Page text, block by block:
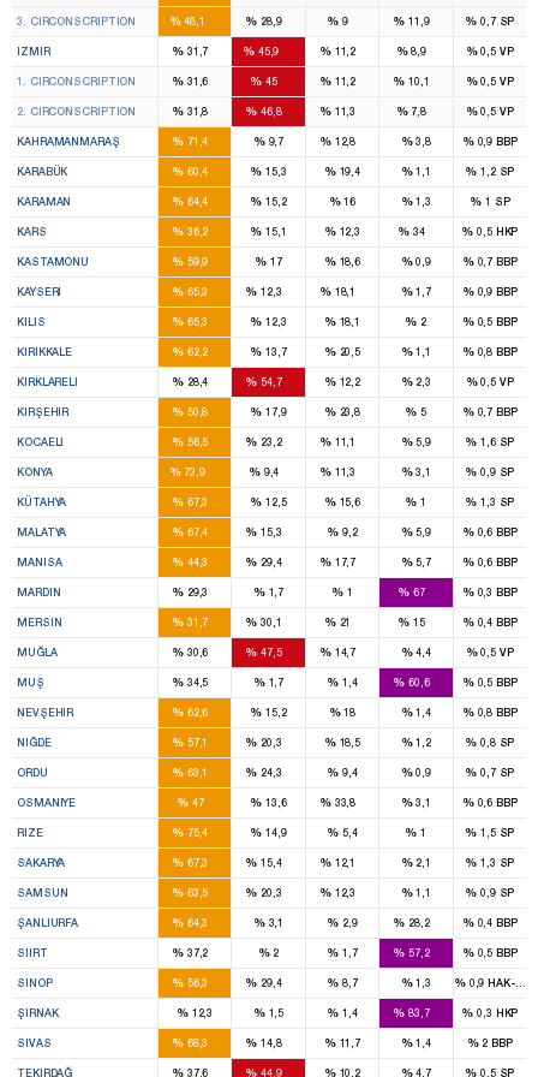
3. CIRCONSCRIPTION %48,1 % 28,9 % 9 % 11,9 % 0,7 SP
IZMIR %31,7 %45,9 %11,2 %8,9 %0,5VP
1. CIRCONSCRIPTION %31,6 % 45 %11,2 % 10,1 %0,5VP
2. CIRCONSCRIPTION %31,8 % 46,8 %11,3 %7,8 %0,5VP
KAHRAMANMARAŞ %71,4 %9,7 %12,8 %3,8 %0,9BBP
KARABÜK %60,4 % 15,3 %19,4 %1,1 % 1,2 SP
KARAMAN %64,4 % 15,2 %16 %1,3 %1 SP
KARS %36,2 % 15,1 %12,3 % 34 % 0,5 HKP
KASTAMONU %59,9 % 17 %18,6 %0,9 %0,7BBP
KAYSERI %65,3 % 12,3 %18,1 %1,7 %0,9BBP
KILIS %65,3 % 12,3 %18,1 % 2 %0,5BBP
KIRIKKALE %62,2 % 13,7 %20,5 %1,1 %0,8BBP
KIRKLARELI %28,4 % 54,7 %12,2 %2,3 %0,5VP
KIRŞEHIR %50,8 % 17,9 %23,8 % 5 %0,7BBP
KOCAELI %56,5 % 23,2 %11,1 %5,9 % 1,6 SP
KONYA %73,9 %9,4 %11,3 %3,1 % 0,9 SP
KÜTAHYA %67,3 % 12,5 %15,6 % 1 % 1,3 SP
MALATYA %67,4 % 15,3 % 9,2 %5,9 %0,6BBP
MANISA %44,3 % 29,4 %17,7 %5,7 %0,6BBP
MARDIN %29,3 %1,7 %1 % 67 %0,3BBP
MERSIN %31,7 % 30,1 %21 % 15 %0,4BBP
MUĞLA %30,6 % 47,5 %14,7 %4,4 %0,5VP
MUŞ %34,5 %1,7 % 1,4 % 60,6 %0,5BBP
NEVŞEHIR %62,6 % 15,2 %18 %1,4 %0,8BBP
NIĞDE %57,1 % 20,3 %18,5 %1,2 % 0,8 SP
ORDU %63,1 % 24,3 % 9,4 %0,9 % 0,7 SP
OSMANIYE %47 % 13,6 %33,8 %3,1 %0,6BBP
RIZE %75,4 % 14,9 % 5,4 % 1 % 1,5 SP
SAKARYA %67,3 % 15,4 %12,1 %2,1 % 1,3 SP
SAMSUN %63,5 % 20,3 %12,3 %1,1 % 0,9 SP
ŞANLIURFA %64,3 %3,1 % 2,9 % 28,2 %0,4BBP
SIIRT %37,2 %2 % 1,7 % 57,2 %0,5BBP
SINOP %56,3 % 29,4 % 8,7 %1,3 %0,9HAK-PAR
ŞIRNAK %12,3 %1,5 % 1,4 % 83,7 % 0,3 HKP
SIVAS %68,3 % 14,8 %11,7 %1,4 %2BBP
TEKIRDAĞ %37,6 % 44,9 %10,2 %4,7 % 0,5 SP